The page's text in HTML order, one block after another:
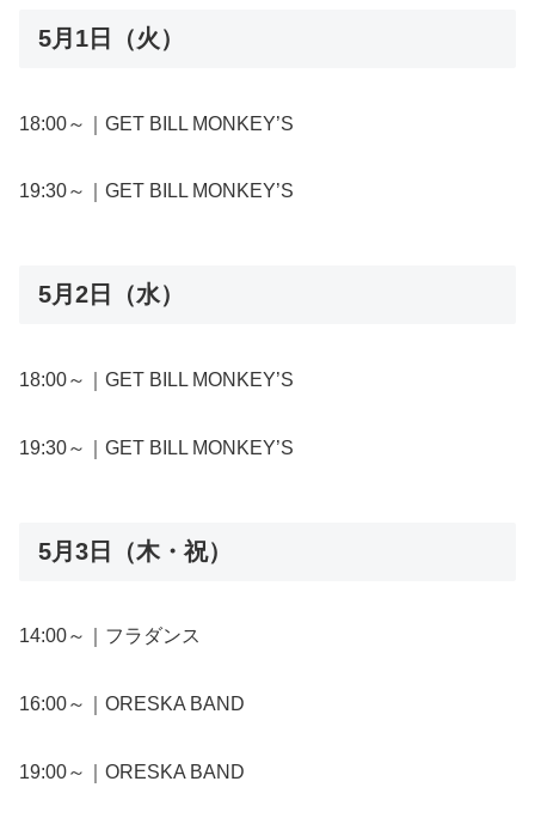
5月1日（火）
18:00～｜GET BILL MONKEY’S
19:30～｜GET BILL MONKEY’S
5月2日（水）
18:00～｜GET BILL MONKEY’S
19:30～｜GET BILL MONKEY’S
5月3日（木・祝）
14:00～｜フラダンス
16:00～｜ORESKA BAND
19:00～｜ORESKA BAND